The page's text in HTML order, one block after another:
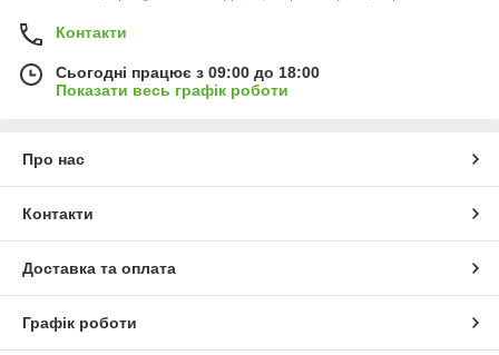
Контакти
Сьогодні працює з 09:00 до 18:00
Показати весь графік роботи
Про нас
Контакти
Доставка та оплата
Графік роботи